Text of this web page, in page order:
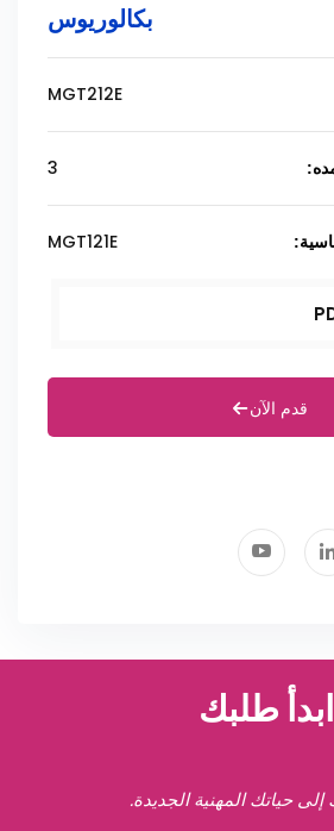
بكالوريوس
MGT212E
3
MGT121E
قدم الآن
ابدأ طلبك
إلى حياتك المهنية الجديدة.